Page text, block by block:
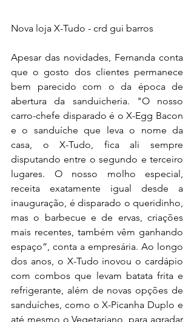
Nova loja X-Tudo - crd gui barros
Apesar das novidades, Fernanda conta
que o gosto dos clientes permanece
bem parecido com o da época de
abertura da sanduicheria. "O nosso
carro-chefe disparado é o X-Egg Bacon
e o sanduíche que leva o nome da
casa, o X-Tudo, fica ali sempre
disputando entre o segundo e terceiro
lugares. O nosso molho especial,
receita exatamente igual desde a
inauguração, é disparado o queridinho,
mas o barbecue e de ervas, criações
mais recentes, também vêm ganhando
espaço”, conta a empresária. Ao longo
dos anos, o X-Tudo inovou o cardápio
com combos que levam batata frita e
refrigerante, além de novas opções de
sanduíches, como o X-Picanha Duplo e
até mesmo o Vegetariano, para agradar